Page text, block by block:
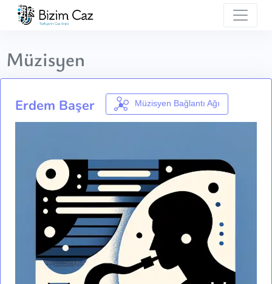
Müzisyen
Erdem Başer Müzisyen Bağlantı Ağı